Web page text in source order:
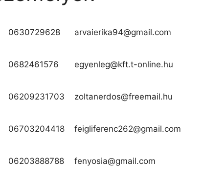
0630729628 arvaierika94@gmail.com
0682461576 egyenleg@kft.t-online.hu
06209231703 zoltanerdos@freemail.hu
06703204418 feigliferenc262@gmail.com
06203888788 fenyosia@gmail.com